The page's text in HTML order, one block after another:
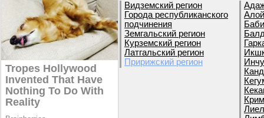
Видземский регион
Города республиканского
подчинения
Земгальский регион
Курземский регион
Латгальский регион
Пририжский регион